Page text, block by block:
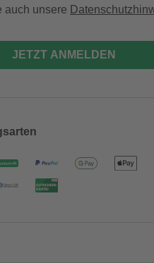
auch unsere
JETZT ANMELDEN